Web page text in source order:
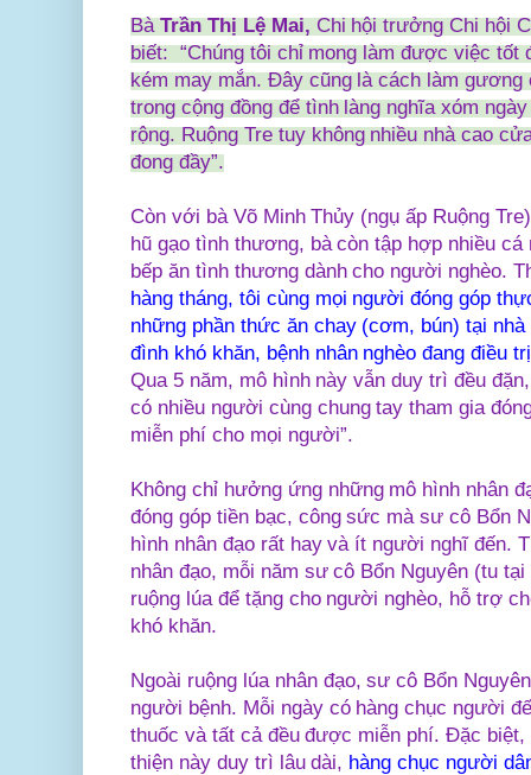
BàTrần Thị Lệ Mai,Chi hội trưởng Chi hội
biết: “Chúng tôi chỉ mong làm được việc tốt
kém may mắn. Đây cũng là cách làm
trong cộng đồng để tình làng nghĩa xóm
rộng. Ruộng Tre tuy không nhiều nhà cao
đong đầy”.
Còn với bà Võ Minh Thủy (ngụ ấp Ruộng
hũ gạo tình thương, bà còn tập hợp nhiều
bếp ăn tình thương dành cho người nghèo.
hàng tháng, tôi cùng mọi người đóng góp
những phần thức ăn chay (cơm, bún) tại
đình khó khăn, bệnh nhân nghèo đang điều
Qua 5 năm, mô hình này vẫn duy trì đều
có nhiều người cùng chung tay tham gia
miễn phí cho mọi người”.
Không chỉ hưởng ứng những mô hình nhân
đóng góp tiền bạc, công sức mà sư cô Bổn
hình nhân đạo rất hay và ít người nghĩ đến.
nhân đạo, mỗi năm sư cô Bổn Nguyên (tu
ruộng lúa để tặng cho người nghèo, hỗ trợ
khó khăn.
Ngoài ruộng lúa nhân đạo, sư cô Bổn
người bệnh. Mỗi ngày có hàng chục người
thuốc và tất cả đều được miễn phí. Đặc
thiện này duy trì lâu dài, hàng chục người